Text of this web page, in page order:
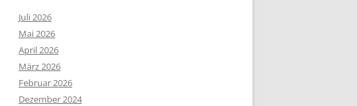
Juli 2026
Mai 2026
April 2026
März 2026
Februar 2026
Dezember 2024